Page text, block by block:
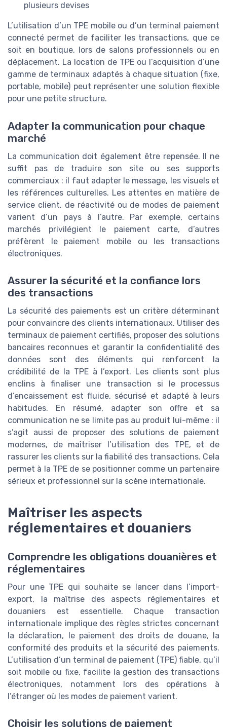
plusieurs devises
L’utilisation d’un TPE mobile ou d’un terminal paiement
connecté permet de faciliter les transactions, que ce
soit en boutique, lors de salons professionnels ou en
déplacement. La location de TPE ou l’acquisition d’une
gamme de terminaux adaptés à chaque situation (fixe,
portable, mobile) peut représenter une solution flexible
pour une petite structure.
Adapter la communication pour chaque
marché
La communication doit également être repensée. Il ne
suffit pas de traduire son site ou ses supports
commerciaux : il faut adapter le message, les visuels et
les références culturelles. Les attentes en matière de
service client, de réactivité ou de modes de paiement
varient d’un pays à l’autre. Par exemple, certains
marchés privilégient le paiement carte, d’autres
préfèrent le paiement mobile ou les transactions
électroniques.
Assurer la sécurité et la confiance lors
des transactions
La sécurité des paiements est un critère déterminant
pour convaincre des clients internationaux. Utiliser des
terminaux de paiement certifiés, proposer des solutions
bancaires reconnues et garantir la confidentialité des
données sont des éléments qui renforcent la
crédibilité de la TPE à l’export. Les clients sont plus
enclins à finaliser une transaction si le processus
d’encaissement est fluide, sécurisé et adapté à leurs
habitudes. En résumé, adapter son offre et sa
communication ne se limite pas au produit lui-même : il
s’agit aussi de proposer des solutions de paiement
modernes, de maîtriser l’utilisation des TPE, et de
rassurer les clients sur la fiabilité des transactions. Cela
permet à la TPE de se positionner comme un partenaire
sérieux et professionnel sur la scène internationale.
Maîtriser les aspects
réglementaires et douaniers
Comprendre les obligations douanières et
réglementaires
Pour une TPE qui souhaite se lancer dans l’import-
export, la maîtrise des aspects réglementaires et
douaniers est essentielle. Chaque transaction
internationale implique des règles strictes concernant
la déclaration, le paiement des droits de douane, la
conformité des produits et la sécurité des paiements.
L’utilisation d’un terminal de paiement (TPE) fiable, qu’il
soit mobile ou fixe, facilite la gestion des transactions
électroniques, notamment lors des opérations à
l’étranger où les modes de paiement varient.
Choisir les solutions de paiement